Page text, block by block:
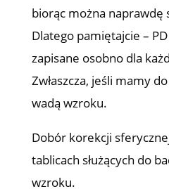
biorąc można naprawdę
Dlatego pamiętajcie –
zapisane osobno dla
Zwłaszcza, jeśli mamy
wadą wzroku.
Dobór korekcji
tablicach służących do
wzroku.